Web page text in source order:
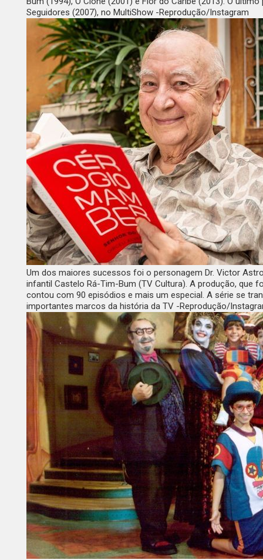
Seguidores (2007), no MultiShow -Reprodução/Instagram
Um dos maiores sucessos foi o personagem Dr. Victor
infantil Castelo Rá-Tim-Bum (TV Cultura). A produção, que
contou com 90 episódios e mais um especial. A série se
importantes marcos da história da TV -Reprodução/